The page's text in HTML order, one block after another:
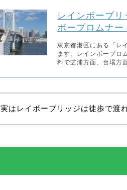
レインボーブ
ボープロムナ
東京都港区にある「レ
ます。レインボープロ
料で芝浦方面、台場方
実はレイボーブリッジは徒歩で渡